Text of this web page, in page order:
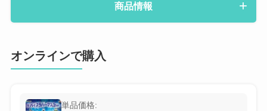
商品情報
オンラインで購入
単品価格: